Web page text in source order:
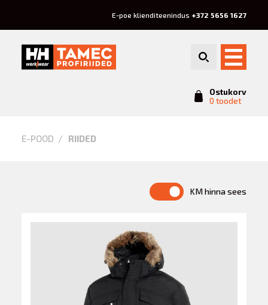
E-poe klienditeenindus +372 5656 1627
Ostukorv
0 toodet
Riided
E-POOD RIIDED
KM hinna sees